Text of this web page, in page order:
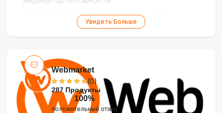
Увидеть Больше
Webmarket
(0)
287 Продукты
100%
положительный отзыв